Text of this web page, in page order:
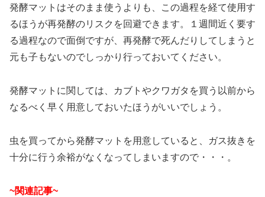
発酵マットはそのまま使うよりも、この過程を経て使用す
るほうが再発酵のリスクを回避できます。１週間近く要す
る過程なので面倒ですが、再発酵で死んだりしてしまうと
元も子もないのでしっかり行っておいてください。
発酵マットに関しては、カブトやクワガタを買う以前から
なるべく早く用意しておいたほうがいいでしょう。
虫を買ってから発酵マットを用意していると、ガス抜きを
十分に行う余裕がなくなってしまいますので・・・。
~関連記事~